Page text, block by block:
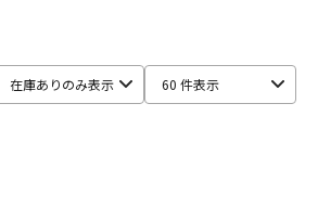
在庫ありのみ表示 60 件表示